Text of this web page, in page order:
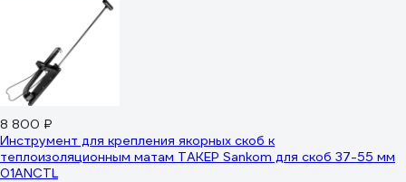
8 800 ₽
Инструмент для крепления якорных скоб к
теплоизоляционным матам ТАКЕР Sankom для скоб 37-55 мм
01ANCTL